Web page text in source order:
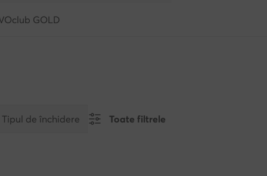
GOLD
Tipul de închidere Toate filtrele